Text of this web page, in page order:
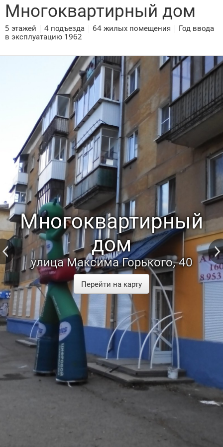
Многоквартирный
дом
улица Максима Горького, 40
Перейти на карту
Многоквартирный дом
5 этажей 4 подъезда 64 жилых помещения
Год ввода
в эксплуатацию 1962